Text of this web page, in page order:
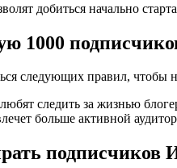
добиться начально
1000
следующих правил, чтобы
следить за жизнью
больше активной
подписчиков